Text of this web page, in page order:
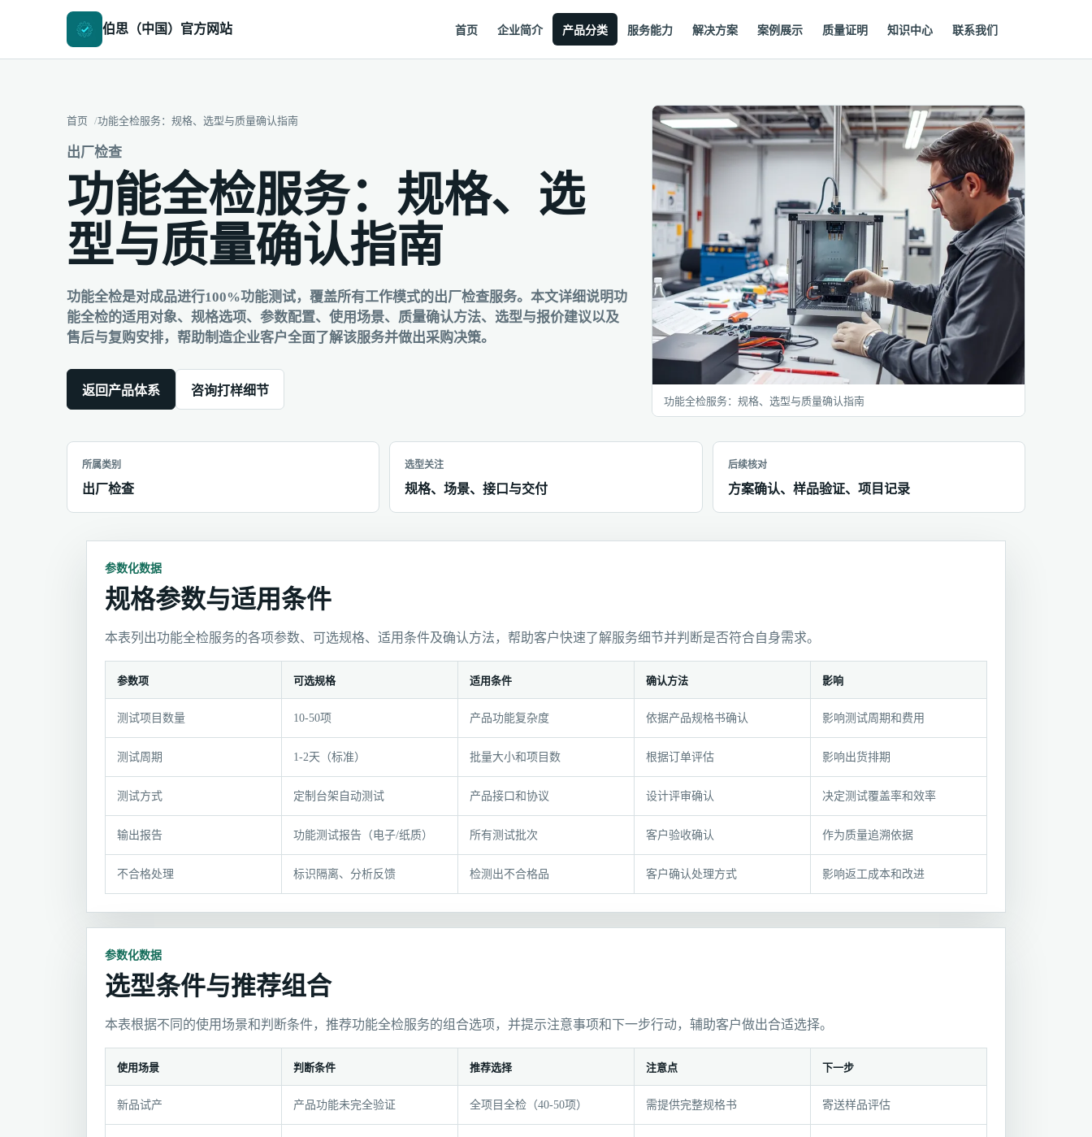
伯思（中国）官方网站 首页 企业简介 产品分类 服务能力 解决方案 案例展示 质量证明 知识中心 联系我们
首页 功能全检服务：规格、选型与质量确认指南
出厂检查
功能全检服务：规格、选
型与质量确认指南
功能全检是对成品进行100%功能测试，覆盖所有工作模式的出厂检查服务。本文详细说明功
能全检的适用对象、规格选项、参数配置、使用场景、质量确认方法、选型与报价建议以及
售后与复购安排，帮助制造企业客户全面了解该服务并做出采购决策。
返回产品体系 咨询打样细节
功能全检服务：规格、选型与质量确认指南
所属类别
出厂检查
选型关注
规格、场景、接口与交付
后续核对
方案确认、样品验证、项目记录
参数化数据
规格参数与适用条件
本表列出功能全检服务的各项参数、可选规格、适用条件及确认方法，帮助客户快速了解服务细节并判断是否符合自身需求。
规
参
与
用
件
参数项 可选规格 适用条件 确认方法 影响
测试项目数量 10-50项 产品功能复杂度 依据产品规格书确认 影响测试周期和费用
测试周期 1-2天（标准） 批量大小和项目数 根据订单评估 影响出货排期
测试方式 定制台架自动测试 产品接口和协议 设计评审确认 决定测试覆盖率和效率
输出报告 功能测试报告（电子/纸质） 所有测试批次 客户验收确认 作为质量追溯依据
不合格处理 标识隔离、分析反馈 检测出不合格品 客户确认处理方式 影响返工成本和改进
参数化数据
选型条件与推荐组合
本表根据不同的使用场景和判断条件，推荐功能全检服务的组合选项，并提示注意事项和下一步行动，辅助客户做出合适选择。
选
使用场景 判断条件 推荐选择 注意点 下一步
新品试产 产品功能未完全验证 全项目全检（40-50项） 需提供完整规格书 寄送样品评估